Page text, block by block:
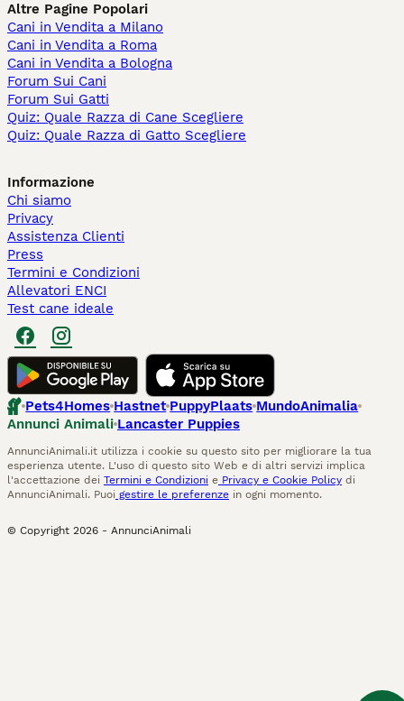
Altre Pagine Popolari
Cani in Vendita a Milano
Cani in Vendita a Roma
Cani in Vendita a Bologna
Forum Sui Cani
Forum Sui Gatti
Quiz: Quale Razza di Cane Scegliere
Quiz: Quale Razza di Gatto Scegliere
Informazione
Chi siamo
Privacy
Assistenza Clienti
Press
Termini e Condizioni
Allevatori ENCI
Test cane ideale
Pets4Homes Hastnet PuppyPlaats MundoAnimalia
Annunci Animali Lancaster Puppies
AnnunciAnimali.it utilizza i cookie su questo sito per migliorare la tua
esperienza utente. L'uso di questo sito Web e di altri servizi implica
l'accettazione dei Termini e Condizioni e Privacy e Cookie Policy di
AnnunciAnimali. Puoi gestire le preferenze in ogni momento.
© Copyright 2026 - AnnunciAnimali